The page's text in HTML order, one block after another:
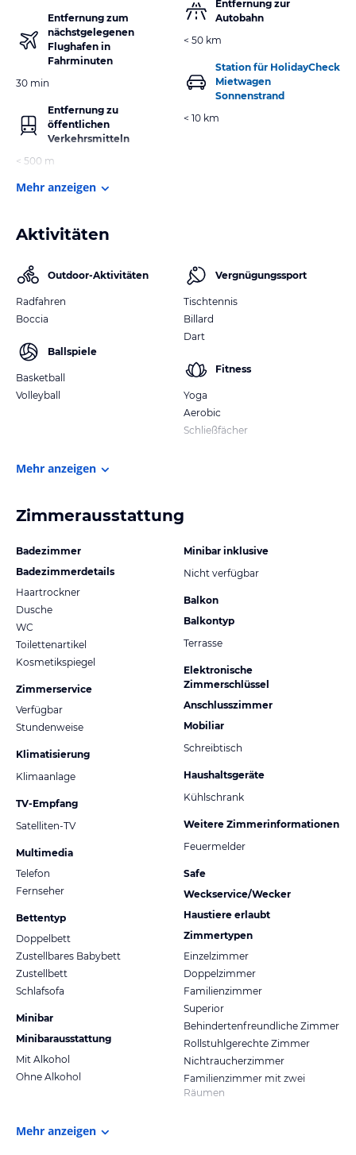
Entfernung zum
nächstgelegenen
Flughafen in
Fahrminuten
30 min
Entfernung zu
öffentlichen
Verkehrsmitteln
< 500 m
Entfernung zur
Autobahn
< 50 km
Station für HolidayCheck
Mietwagen
Sonnenstrand
< 10 km
Mehr anzeigen
Aktivitäten
Outdoor-Aktivitäten
Radfahren
Boccia
Ballspiele
Basketball
Volleyball
Vergnügungssport
Tischtennis
Billard
Dart
Fitness
Yoga
Aerobic
Schließfächer
Mehr anzeigen
Zimmerausstattung
Badezimmer
Badezimmerdetails
Haartrockner
Dusche
WC
Toilettenartikel
Kosmetikspiegel
Zimmerservice
Verfügbar
Stundenweise
Klimatisierung
Klimaanlage
TV-Empfang
Satelliten-TV
Multimedia
Telefon
Fernseher
Bettentyp
Doppelbett
Zustellbares Babybett
Zustellbett
Schlafsofa
Minibar
Minibarausstattung
Mit Alkohol
Ohne Alkohol
Minibar inklusive
Nicht verfügbar
Balkon
Balkontyp
Terrasse
Elektronische
Zimmerschlüssel
Anschlusszimmer
Mobiliar
Schreibtisch
Haushaltsgeräte
Kühlschrank
Weitere Zimmerinformationen
Feuermelder
Safe
Weckservice/Wecker
Haustiere erlaubt
Zimmertypen
Einzelzimmer
Doppelzimmer
Familienzimmer
Superior
Behindertenfreundliche Zimmer
Rollstuhlgerechte Zimmer
Nichtraucherzimmer
Familienzimmer mit zwei
Räumen
Mehr anzeigen